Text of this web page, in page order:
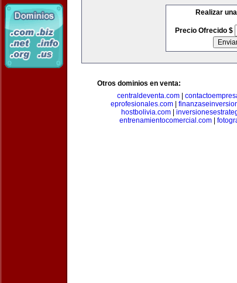
Realizar
Precio Ofrecido $
Otros dominios en venta:
centraldeventa.com
eprofesionales.com
hostbolivia.com
entrenamientocomercial.com